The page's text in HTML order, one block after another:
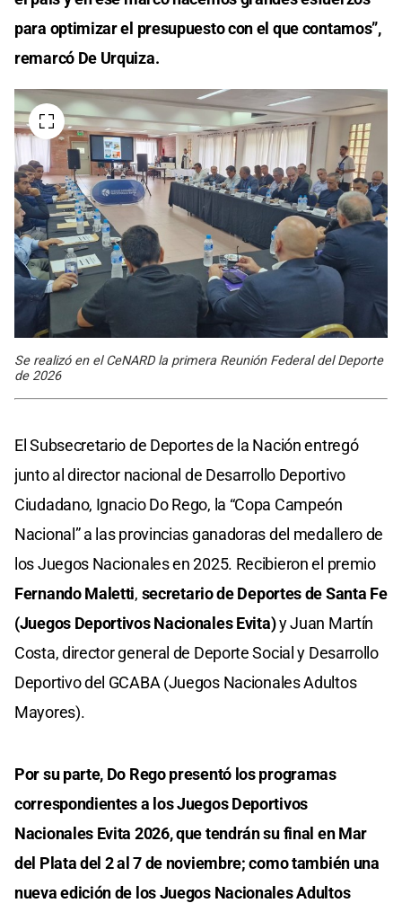
para optimizar el presupuesto con el que contamos”,
remarcó De Urquiza.
Se realizó en el CeNARD la primera Reunión Federal del Deporte
de 2026
El Subsecretario de Deportes de la Nación entregó
junto al director nacional de Desarrollo Deportivo
Ciudadano, Ignacio Do Rego, la “Copa Campeón
Nacional” a las provincias ganadoras del medallero de
los Juegos Nacionales en 2025. Recibieron el premio
Fernando Maletti, secretario de Deportes de Santa Fe
(Juegos Deportivos Nacionales Evita)y Juan Martín
Costa, director general de Deporte Social y Desarrollo
Deportivo del GCABA (Juegos Nacionales Adultos
Mayores).
Por su parte, Do Rego presentó los programas
correspondientes a los Juegos Deportivos
Nacionales Evita 2026, que tendrán su final en Mar
del Plata del 2 al 7 de noviembre; como también una
nueva edición de los Juegos Nacionales Adultos